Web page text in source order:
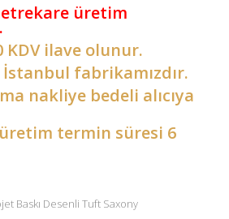
üretim
KDV ilave olunur.
fabrikamızdır.
nakliye bedeli alıcıya
üretim termin süresi 6
Baskı Desenli Tuft Saxony